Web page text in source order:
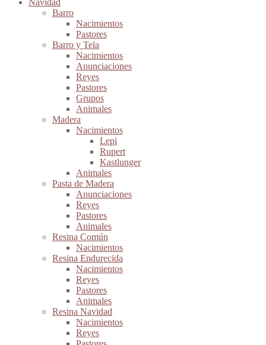
Navidad
Barro
Nacimientos
Pastores
Barro y Tela
Nacimientos
Anunciaciones
Reyes
Pastores
Grupos
Animales
Madera
Nacimientos
Lepi
Rupert
Kastlunger
Animales
Pasta de Madera
Anunciaciones
Reyes
Pastores
Animales
Resina Común
Nacimientos
Resina Endurecida
Nacimientos
Reyes
Pastores
Animales
Resina Navidad
Nacimientos
Reyes